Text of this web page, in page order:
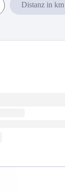
Distanz in km